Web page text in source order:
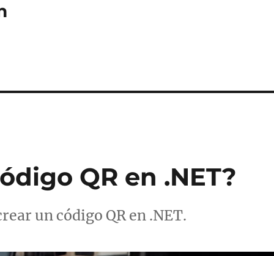
QR en .NET?
un código QR en .NET.